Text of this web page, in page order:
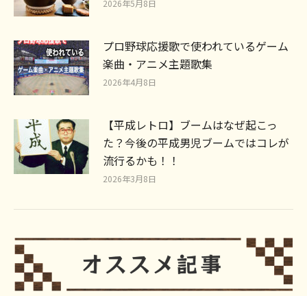
2026年5月8日
プロ野球応援歌で使われているゲーム
楽曲・アニメ主題歌集
2026年4月8日
【平成レトロ】ブームはなぜ起こっ
た？今後の平成男児ブームではコレが
流行るかも！！
2026年3月8日